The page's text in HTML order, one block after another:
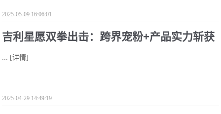
2025-05-09 16:06:01
吉利星愿双拳出击：跨界宠粉+产品实力斩获
... [详情]
2025-04-29 14:49:19